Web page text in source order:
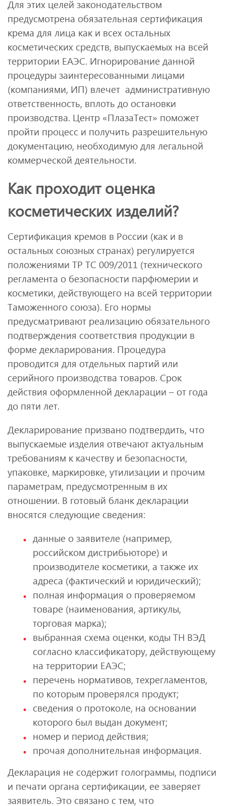
Для этих целей законодательством
предусмотрена обязательная сертификация
крема для лица как и всех остальных
косметических средств, выпускаемых на всей
территории ЕАЭС. Игнорирование данной
процедуры заинтересованными лицами
(компаниями, ИП) влечет административную
ответственность, вплоть до остановки
производства. Центр «ПлазаТест» поможет
пройти процесс и получить разрешительную
документацию, необходимую для легальной
коммерческой деятельности.
Как проходит оценка
косметических изделий?
Сертификация кремов в России (как и в
остальных союзных странах) регулируется
положениями ТР ТС 009/2011 (технического
регламента о безопасности парфюмерии и
косметики, действующего на всей территории
Таможенного союза). Его нормы
предусматривают реализацию обязательного
подтверждения соответствия продукции в
форме декларирования. Процедура
проводится для отдельных партий или
серийного производства товаров. Срок
действия оформленной декларации – от года
до пяти лет.
Декларирование призвано подтвердить, что
выпускаемые изделия отвечают актуальным
требованиям к качеству и безопасности,
упаковке, маркировке, утилизации и прочим
параметрам, предусмотренным в их
отношении. В готовый бланк декларации
вносятся следующие сведения:
данные о заявителе (например,
российском дистрибьюторе) и
производителе косметики, а также их
адреса (фактический и юридический);
полная информация о проверяемом
товаре (наименования, артикулы,
торговая марка);
выбранная схема оценки, коды ТН ВЭД
согласно классификатору, действующему
на территории ЕАЭС;
перечень нормативов, техрегламентов,
по которым проверялся продукт;
сведения о протоколе, на основании
которого был выдан документ;
номер и период действия;
прочая дополнительная информация.
Декларация не содержит голограммы, подписи
и печати органа сертификации, ее заверяет
заявитель. Это связано с тем, что